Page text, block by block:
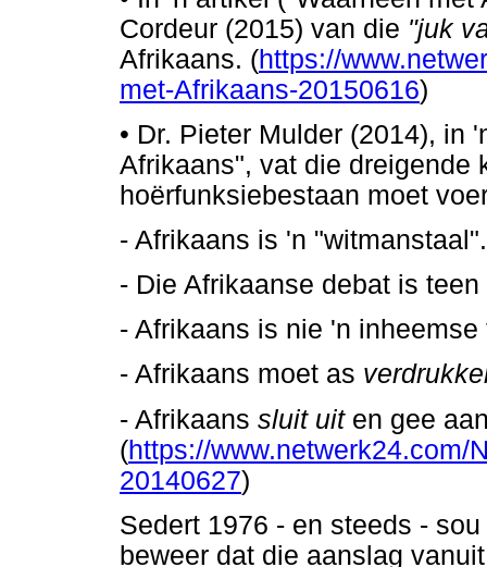
Cordeur (2015) van die "juk
Afrikaans. (https://
met-Afrikaans-20150616)
• Dr. Pieter Mulder (2014), in
Afrikaans", vat die dreigende
hoërfunksiebestaan moet
- Afrikaans is 'n "witmanstaal".
- Die Afrikaanse debat is
- Afrikaans is nie 'n inheemse
- Afrikaans moet as
- Afrikaans sluit uit en gee
(https://www.netwerk24.com/
20140627)
Sedert 1976 - en steeds -
beweer dat die aanslag